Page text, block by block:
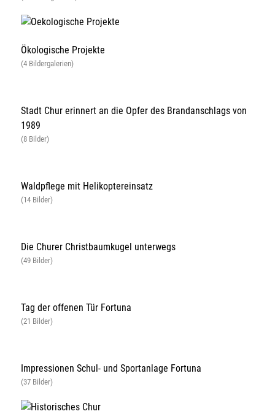
Ökologische Projekte
(4 Bildergalerien)
Stadt Chur erinnert an die Opfer des Brandanschlags von
1989
(8 Bilder)
Waldpflege mit Helikoptereinsatz
(14 Bilder)
Die Churer Christbaumkugel unterwegs
(49 Bilder)
Tag der offenen Tür Fortuna
(21 Bilder)
Impressionen Schul- und Sportanlage Fortuna
(37 Bilder)